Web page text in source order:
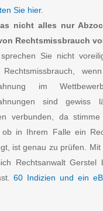
Sie hier.
nicht alles nur
Rechtsmissbrauch
Sie nicht
Rechtsmissbrauch,
im
sind gewiss
verbunden, da
ob in Ihrem Falle ein
ist genau zu prüfen. Mit
Rechtsanwalt Gerstel
60 Indizien und ein